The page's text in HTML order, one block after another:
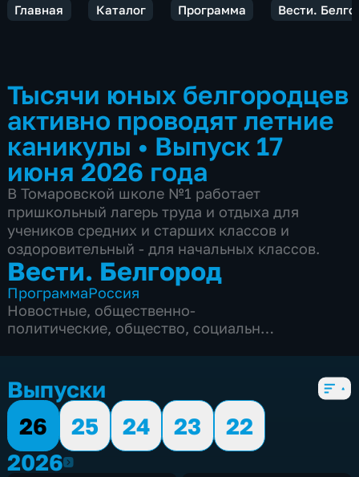
Главная Каталог Программа Вести.
Тысячи юных белгородцев
активно проводят летние
каникулы• Выпуск 17
июня 2026 года
В Томаровской школе №1 работает
пришкольный лагерь труда и отдыха для
учеников средних и старших классов и
оздоровительный - для начальных классов.
Вести. Белгород
ПрограммаРоссия
Новостные, общественно-
политические, общество, социально-
Выпуски
26
25 24 23
22
20262026